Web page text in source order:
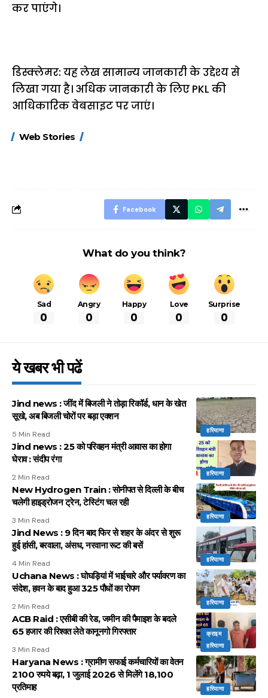
कर पाएंगे।
डिस्क्लेमर: यह लेख सामान्य जानकारी के उद्देश्य से
लिखा गया है। अधिक जानकारी के लिए PKL की
आधिकारिक वेबसाइट पर जाएं।
Web Stories
FASTag के ये नए
Facebook
What do you think?
Sad
0
Angry
0
Happy
0
Love
0
Surprise
0
ये खबर भी पढें
हरियाणा
Jind news : जींद में बिजली ने तोड़ा रिकॉर्ड, धान के खेत
सूखे, अब बिजली चोरों पर बड़ा एक्शन
5 Min Read
हरियाणा
Jind news : 25 को परिवहन मंत्री आवास का होगा
घेराव : संदीप रंगा
2 Min Read
हरियाणा
New Hydrogen Train : सोनीपत से दिल्ली के बीच
चलेगी हाइड्रोजन ट्रेन, टेस्टिंग चल रही
3 Min Read
हरियाणा
Jind News : 9 दिन बाद फिर से शहर के अंदर से शुरू
हुई हांसी, बरवाला, अंसध, नरवाना रूट की बसें
4 Min Read
हरियाणा
Uchana News : घोघड़ियां में भाईचारे और पर्यावरण का
संदेश, हवन के बाद हुआ 325 पौधों का रोपण
2 Min Read
क्राइम
हरियाणा
ACB Raid : एसीबी की रेड, जमीन की पैमाइश के बदले
65 हजार की रिश्वत लेते कानूनगो गिरफ्तार
3 Min Read
हरियाणा
Haryana News : ग्रामीण सफाई कर्मचारियों का वेतन
2100 रुपये बढ़ा, 1 जुलाई 2026 से मिलेंगे 18,100
प्रतिमाह